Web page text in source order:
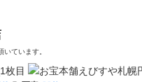
ています。